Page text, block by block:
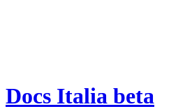
Docs Italia beta